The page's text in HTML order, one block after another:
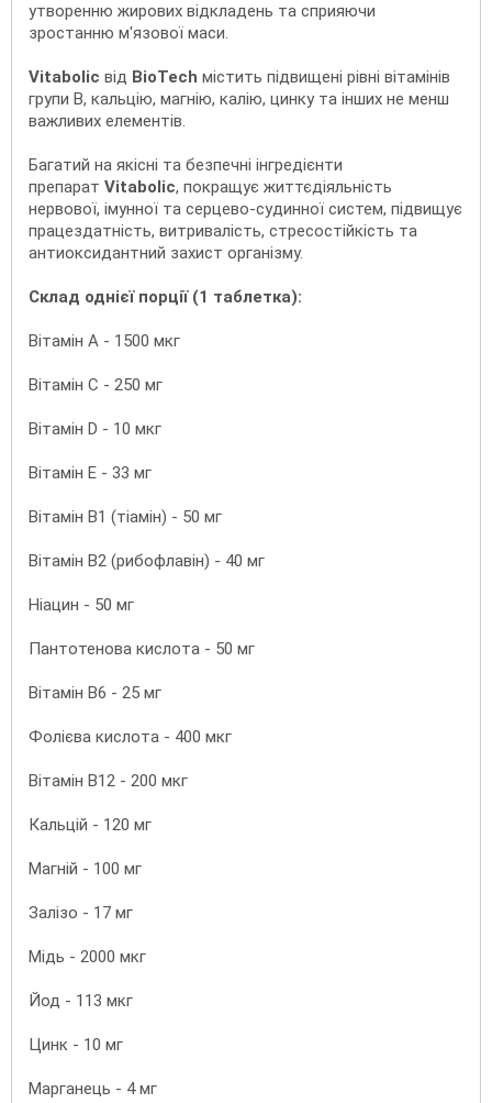
утворенню жирових відкладень та сприяючи
зростанню м'язової маси.
Vitabolic від BioTech містить підвищені рівні вітамінів
групи В, кальцію, магнію, калію, цинку та інших не менш
важливих елементів.
Багатий на якісні та безпечні інгредієнти
препарат Vitaboliс, покращує життєдіяльність
нервової, імунної та серцево-судинної систем, підвищує
працездатність, витривалість, стресостійкість та
антиоксидантний захист організму.
Склад однієї порції (1 таблетка):
Вітамін A - 1500 мкг
Вітамін C - 250 мг
Вітамін D - 10 мкг
Вітамін E - 33 мг
Вітамін B1 (тіамін) - 50 мг
Вітамін B2 (рибофлавін) - 40 мг
Ніацин - 50 мг
Пантотенова кислота - 50 мг
Вітамін B6 - 25 мг
Фолієва кислота - 400 мкг
Вітамін B12 - 200 мкг
Кальцій - 120 мг
Магній - 100 мг
Залізо - 17 мг
Мідь - 2000 мкг
Йод - 113 мкг
Цинк - 10 мг
Марганець - 4 мг